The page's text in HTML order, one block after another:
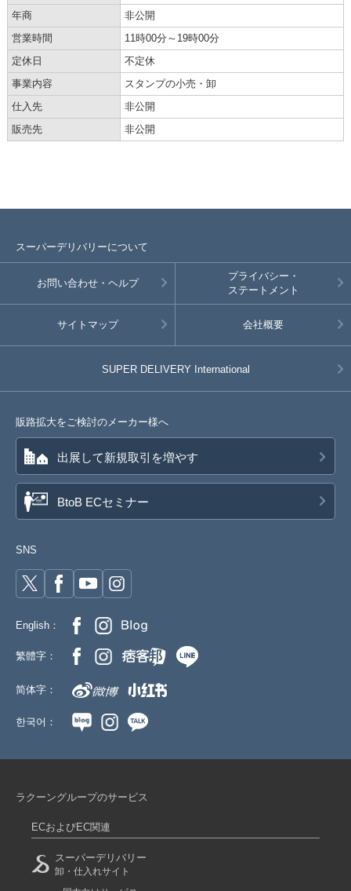
年商
非公開
営業時間
11時00分～19時00分
定休日
不定休
事業内容
スタンプの小売・卸
仕入先
非公開
販売先
非公開
スーパーデリバリーについて
お問い合わせ・ヘルプ
プライバシー・
ステートメント
サイトマップ 会社概要
SUPER DELIVERY International
販路拡大をご検討のメーカー様へ
出展して新規取引を増やす
BtoB ECセミナー
SNS
English：
繁體字：
简体字：
한국어：
ラクーングループのサービス
ECおよびEC関連
スーパーデリバリー
卸・仕入れサイト